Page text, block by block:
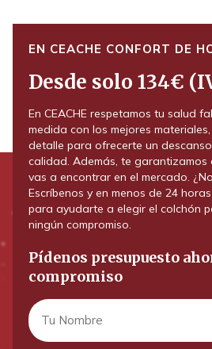
EN CEACHE CONFORT DE
Desde solo 134€
En CEACHE respetamos tu salud
medida con los mejores
detalle para ofrecerte un
calidad. Además, te garantizamos
vas a encontrar en el mercado.
Escríbenos y en menos de 24
para ayudarte a elegir el colchón
ningún compromiso.
Pídenos presupuesto
compromiso